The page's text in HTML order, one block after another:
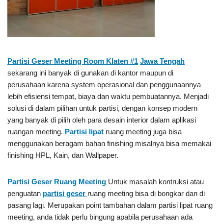
Partisi Geser Meeting Room Klaten #1 Jawa Tengah
sekarang ini banyak di gunakan di kantor maupun di
perusahaan karena system operasional dan penggunaannya
lebih efisiensi tempat, biaya dan waktu pembuatannya. Menjadi
solusi di dalam pilihan untuk partisi, dengan konsep modern
yang banyak di pilih oleh para desain interior dalam aplikasi
ruangan meeting. Partisi lipat ruang meeting juga bisa
menggunakan beragam bahan finishing misalnya bisa memakai
finishing HPL, Kain, dan Wallpaper.
Partisi Geser Ruang Meeting Untuk masalah kontruksi atau
penguatan partisi geser ruang meeting bisa di bongkar dan di
pasang lagi. Merupakan point tambahan dalam partisi lipat ruang
meeting, anda tidak perlu bingung apabila perusahaan ada